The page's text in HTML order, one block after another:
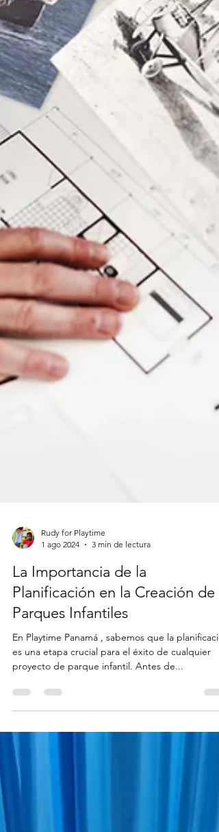
Rudy for Playtime
1 ago 2024
3 min de lectura
La Importancia de la
Planificación en la Creación de
Parques Infantiles
En Playtime Panamá , sabemos que la
es una etapa crucial para el éxito de cualquier
proyecto de parque infantil. Antes de...